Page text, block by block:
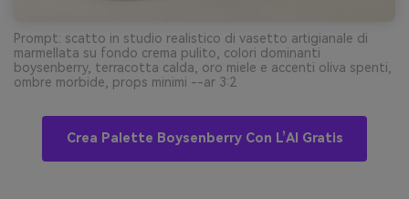
Prompt: scatto in studio realistico di vasetto artigianale di
marmellata su fondo crema pulito, colori dominanti
boysenberry, terracotta calda, oro miele e accenti oliva spenti,
ombre morbide, props minimi --ar 3:2
Crea Palette Boysenberry Con L’AI Gratis